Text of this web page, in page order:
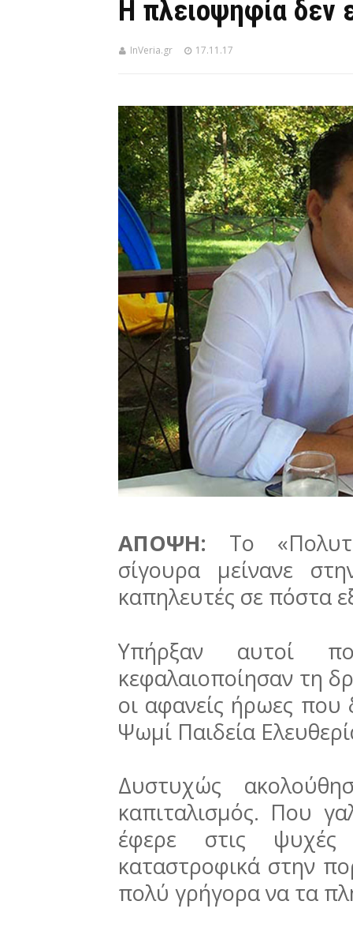
Η πλειοψηφία δεν
InVeria.gr 17.11.17
ΑΠΟΨΗ: Το
σίγουρα μείνανε
καπηλευτές σε πόστα
Υπήρξαν αυτοί
κεφαλαιοποίησαν τη
οι αφανείς ήρωες που
Ψωμί Παιδεία
Δυστυχώς
καπιταλισμός. Που
έφερε στις
καταστροφικά στην
πολύ γρήγορα να τα